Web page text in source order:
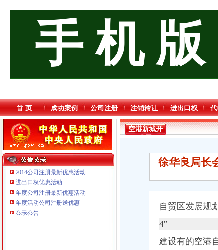
手 机 版
首 页 成功案例 公司注册 注销转让 进出口权
2014公司注册最新优惠活动
进出口权优惠活动
年度公司注册最新优惠活动
年度活动公司注册送优惠
公示公告
空港新城开
公司
徐华良局长
自贸区发展规
4”
建设有的空港